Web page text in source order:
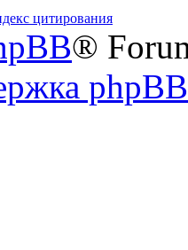
®
phpBB